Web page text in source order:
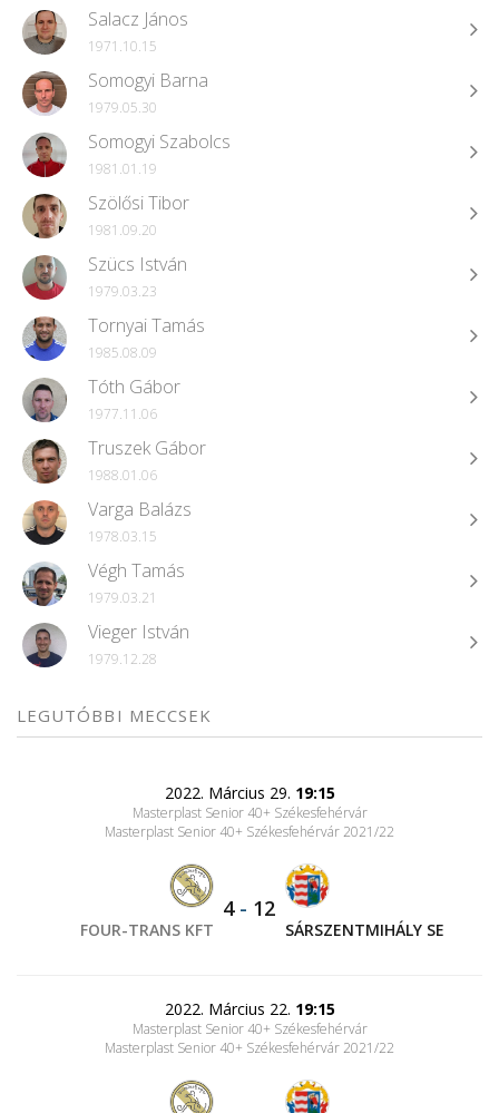
Salacz János
1971.10.15
Somogyi Barna
1979.05.30
Somogyi Szabolcs
1981.01.19
Szölősi Tibor
1981.09.20
Szücs István
1979.03.23
Tornyai Tamás
1985.08.09
Tóth Gábor
1977.11.06
Truszek Gábor
1988.01.06
Varga Balázs
1978.03.15
Végh Tamás
1979.03.21
Vieger István
1979.12.28
LEGUTÓBBI MECCSEK
2022. Március 29. 19:15
Masterplast Senior 40+ Székesfehérvár
Masterplast Senior 40+ Székesfehérvár 2021/22
FOUR-TRANS KFT
4- 12
SÁRSZENTMIHÁLY SE
2022. Március 22. 19:15
Masterplast Senior 40+ Székesfehérvár
Masterplast Senior 40+ Székesfehérvár 2021/22